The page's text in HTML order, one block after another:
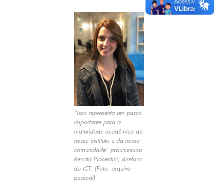
“Isso representa um passo
importante para a
maturidade acadêmica do
nosso instituto e da nossa
comunidade” proununciou
Renata Piacentini, diretora
do ICT. (Foto: arquivo
pessoal)